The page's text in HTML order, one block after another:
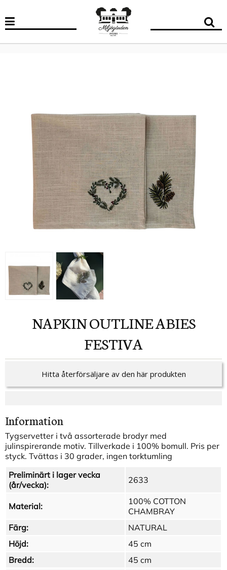
NAPKIN OUTLINE ABIES
FESTIVA
Hitta återförsäljare av den här produkten
Information
Tygservetter i två assorterade brodyr med
julinspirerande motiv. Tillverkade i 100% bomull. Pris per
styck. Tvättas i 30 grader, ingen torktumling
Preliminärt i lager vecka
(år/vecka):
2633
Material:
100% COTTON
CHAMBRAY
Färg:
NATURAL
Höjd:
45 cm
Bredd:
45 cm